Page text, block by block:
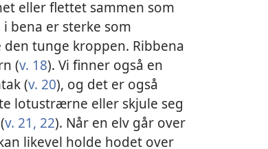
eller flettet sammen som
i bena er sterke som
tunge kroppen. Ribbena
(v. 18). Vi finner også en
(v. 20), og det er også
lotustrærne eller skjule seg
v. 21, 22). Når en elv går over
likevel holde hodet over